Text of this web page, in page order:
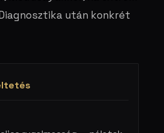
után konkrét